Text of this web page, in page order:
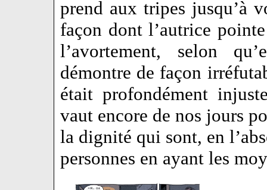
prend aux tripes jusqu’à
façon dont l’autrice
l’avortement, selon
démontre de façon
était profondément
vaut encore de nos jours
la dignité qui sont, en
personnes en ayant les